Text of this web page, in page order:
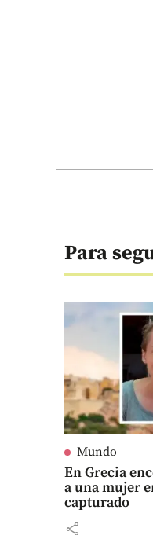
Para
Mundo
En Grecia
a una mujer
capturado
share